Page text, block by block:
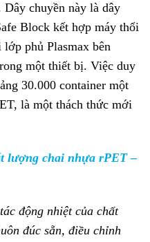
chuyền này là dây
Block kết hợp máy thổi
phủ Plasmax bên
một thiết bị. Việc duy
30.000 container một
là một thách thức mới
lượng chai nhựa rPET –
động nhiệt của chất
đúc sẵn, điều chỉnh